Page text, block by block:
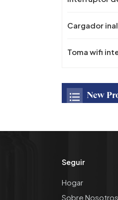
Cargador
Toma wifi
New
Seguir
Hogar
Sobre Nosotros